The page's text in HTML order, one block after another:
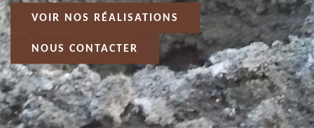
VOIR NOS RÉALISATIONS
NOUS CONTACTER